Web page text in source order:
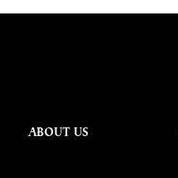
ABOUT US